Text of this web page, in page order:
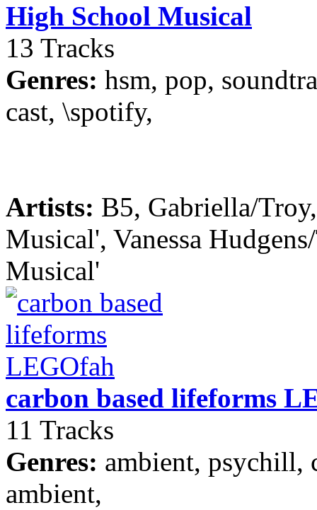
High School Musical
13 Tracks
Genres: hsm, pop,
cast, \spotify,
Artists: B5, Gabriella/
Musical', Vanessa
Musical'
carbon based lifeforms
11 Tracks
Genres: ambient, psychill,
ambient,